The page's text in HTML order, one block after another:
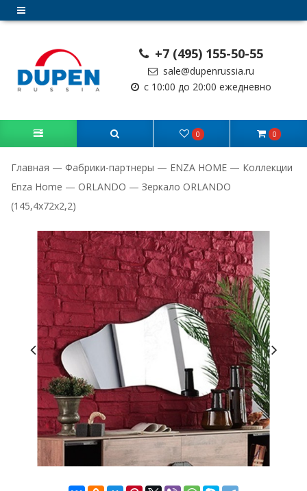
+7 (495) 155-50-55
sale@dupenrussia.ru
с 10:00 до 20:00 ежедневно
0 0
Главная — Фабрики-партнеры — ENZA HOME — Коллекции
Enza Home — ORLANDO — Зеркало ORLANDO
(145,4x72x2,2)